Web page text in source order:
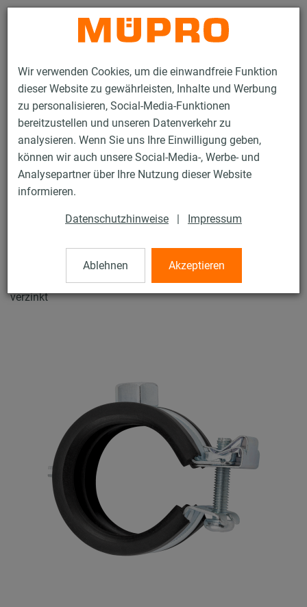
Wir verwenden Cookies, um die einwandfreie Funktion
dieser Website zu gewährleisten, Inhalte und Werbung
zu personalisieren, Social-Media-Funktionen
bereitzustellen und unseren Datenverkehr zu
analysieren. Wenn Sie uns Ihre Einwilligung geben,
können wir auch unsere Social-Media-, Werbe- und
Analysepartner über Ihre Nutzung dieser Website
informieren.
Datenschutzhinweise | Impressum
Ablehnen Akzeptieren
Kontakt
Produkte Befestigungstechnik
Rohrschellen
OPTIMAL Junior® Easy
OPTIMAL Junior® Easy
OPTIMAL Junior® Easy, M8/M10, 3/4" (26-28 mm),
verzinkt